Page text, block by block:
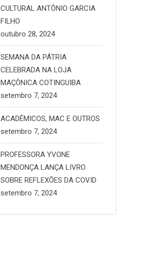
CULTURAL ANTÔNIO GARCIA
FILHO
outubro 28, 2024
SEMANA DA PÁTRIA
CELEBRADA NA LOJA
MAÇÔNICA COTINGUIBA
setembro 7, 2024
ACADÊMICOS, MAC E OUTROS
setembro 7, 2024
PROFESSORA YVONE
MENDONÇA LANÇA LIVRO
SOBRE REFLEXÕES DA COVID
setembro 7, 2024